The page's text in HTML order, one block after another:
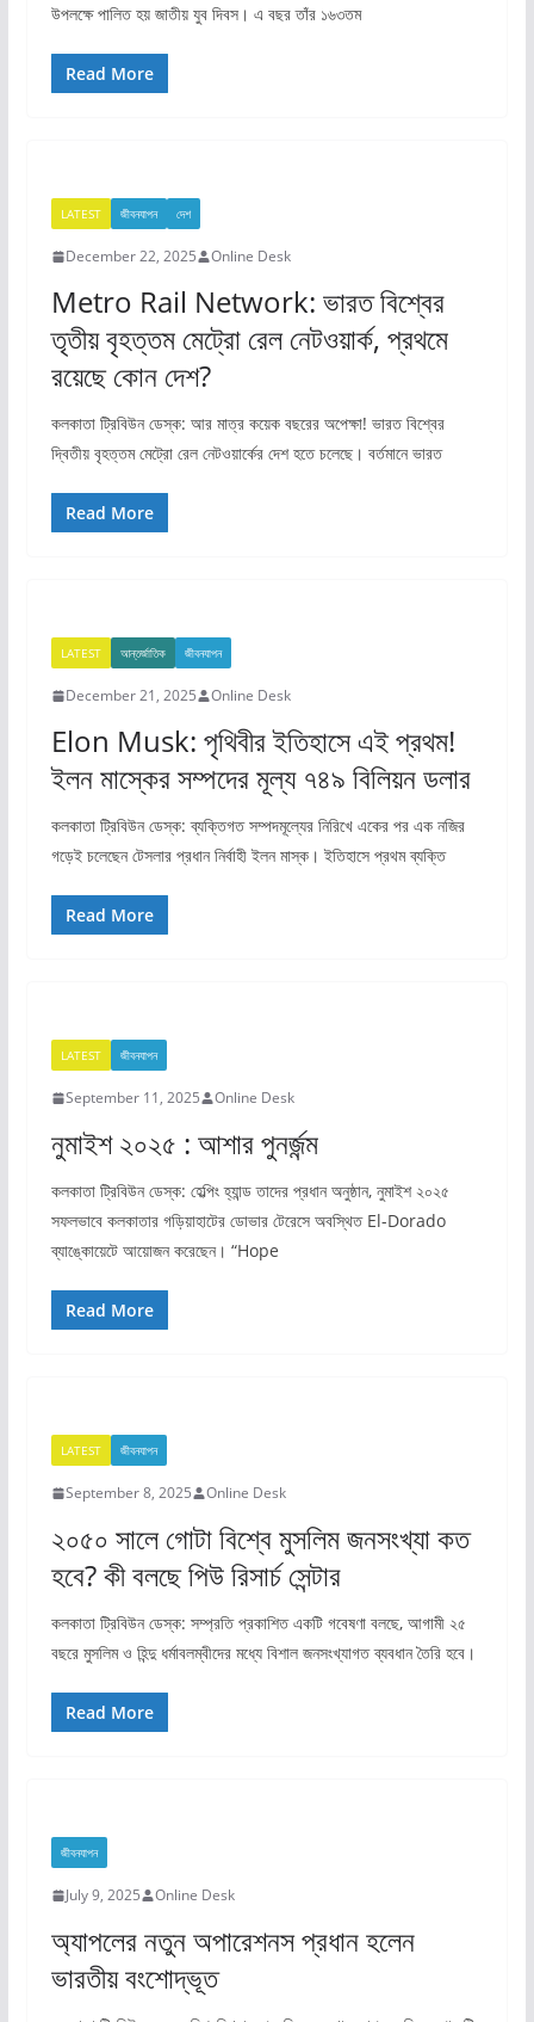
উপলক্ষে পালিত হয় জাতীয় যুব দিবস। এ বছর তাঁর ১৬৩তম
Read More
LATEST জীবনযাপন দেশ
December 22, 2025 Online Desk
Metro Rail Network: ভারত বিশ্বের
তৃতীয় বৃহত্তম মেট্রো রেল নেটওয়ার্ক, প্রথমে
রয়েছে কোন দেশ?
কলকাতা ট্রিবিউন ডেস্ক: আর মাত্র কয়েক বছরের অপেক্ষা! ভারত বিশ্বের
দ্বিতীয় বৃহত্তম মেট্রো রেল নেটওয়ার্কের দেশ হতে চলেছে। বর্তমানে ভারত
Read More
LATEST আন্তর্জাতিক জীবনযাপন
December 21, 2025 Online Desk
Elon Musk: পৃথিবীর ইতিহাসে এই প্রথম!
ইলন মাস্কের সম্পদের মূল্য ৭৪৯ বিলিয়ন ডলার
কলকাতা ট্রিবিউন ডেস্ক: ব্যক্তিগত সম্পদমূল্যের নিরিখে একের পর এক নজির
গড়েই চলেছেন টেসলার প্রধান নির্বাহী ইলন মাস্ক। ইতিহাসে প্রথম ব্যক্তি
Read More
LATEST জীবনযাপন
September 11, 2025 Online Desk
নুমাইশ ২০২৫ : আশার পুনর্জন্ম
কলকাতা ট্রিবিউন ডেস্ক: হেল্পিং হ্যান্ড তাদের প্রধান অনুষ্ঠান, নুমাইশ ২০২৫
সফলভাবে কলকাতার গড়িয়াহাটের ডোভার টেরেসে অবস্থিত El-Dorado
ব্যাঙ্কোয়েটে আয়োজন করেছেন। “Hope
Read More
LATEST জীবনযাপন
September 8, 2025 Online Desk
২০৫০ সালে গোটা বিশ্বে মুসলিম জনসংখ্যা কত
হবে? কী বলছে পিউ রিসার্চ সেন্টার
কলকাতা ট্রিবিউন ডেস্ক: সম্প্রতি প্রকাশিত একটি গবেষণা বলছে, আগামী ২৫
বছরে মুসলিম ও হিন্দু ধর্মাবলম্বীদের মধ্যে বিশাল জনসংখ্যাগত ব্যবধান তৈরি হবে।
Read More
জীবনযাপন
July 9, 2025 Online Desk
অ্যাপলের নতুন অপারেশনস প্রধান হলেন
ভারতীয় বংশোদ্ভূত